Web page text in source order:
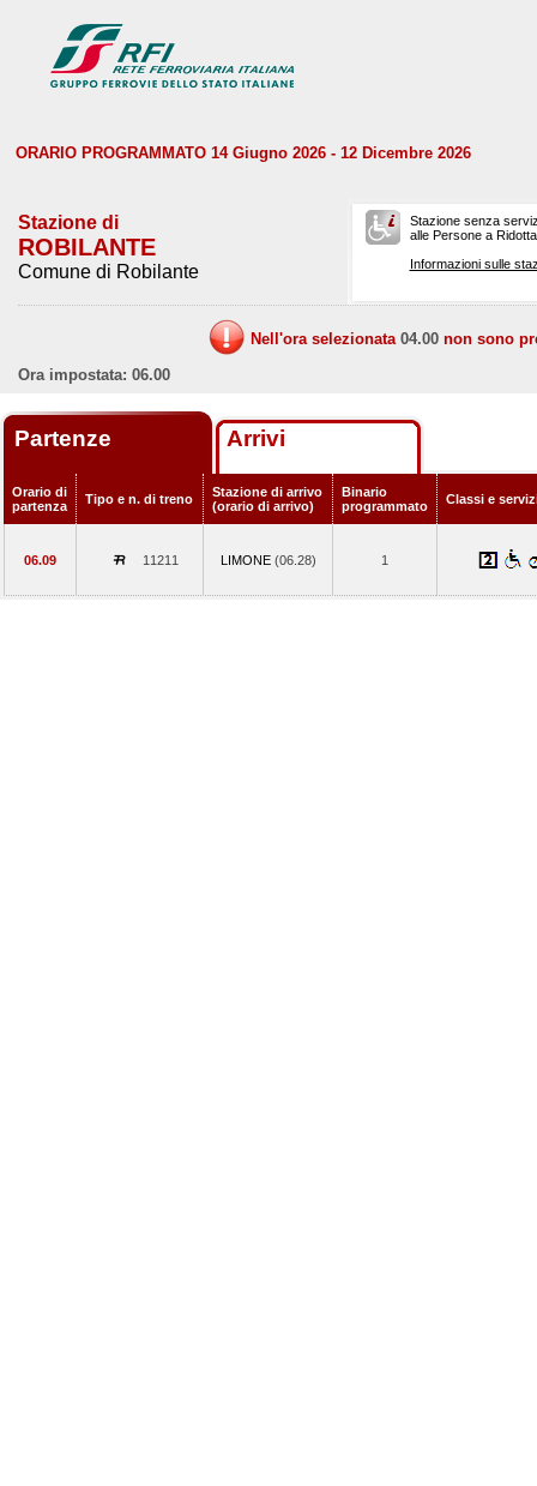
ORARIO PROGRAMMATO 14 Giugno 2026 - 12 Dicembre 2026
Stazione di
ROBILANTE
Comune di Robilante
Stazione senza
alle Persone a
Informazioni sulle
Nell'ora selezionata 04.00 non sono
Ora impostata: 06.00
Partenze Arrivi
Orario di
partenza
Tipo e n. di treno
Stazione di arrivo
(orario di arrivo)
Binario
programmato
Classi e
06.09 11211 LIMONE (06.28) 1